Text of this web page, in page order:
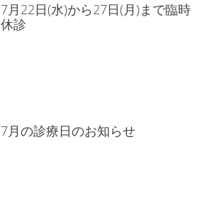
7月22日(水)から27日(月)まで臨時
休診
7月の診療日のお知らせ